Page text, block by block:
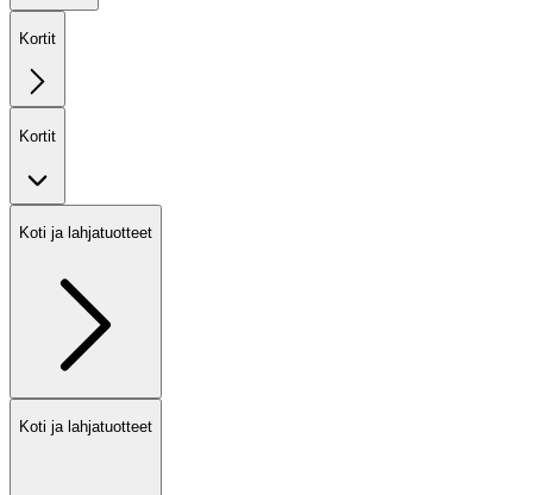
Kortit
Kortit
Koti ja lahjatuotteet
Koti ja lahjatuotteet